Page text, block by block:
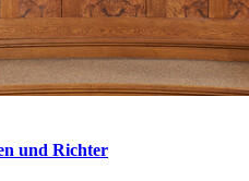
- 13 Ca 4684/26
und Richter